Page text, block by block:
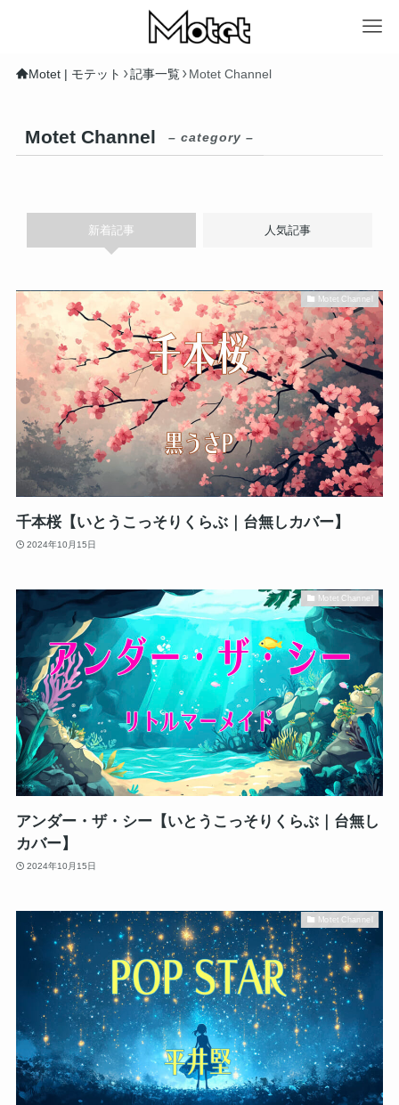
Motet | モテット 記事一覧 Motet Channel
Motet Channel – category –
新着記事 人気記事
Motet Channel
千本桜【いとうこっそりくらぶ｜台無しカバー】
2024年10月15日
Motet Channel
アンダー・ザ・シー【いとうこっそりくらぶ｜台無し
カバー】
2024年10月15日
Motet Channel